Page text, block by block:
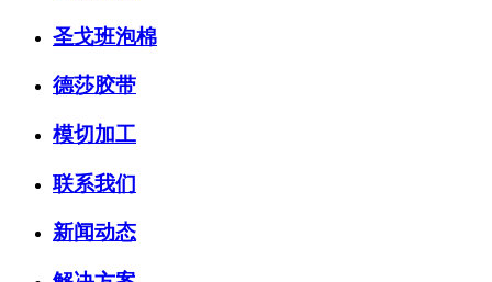
圣戈班泡棉
德莎胶带
模切加工
联系我们
新闻动态